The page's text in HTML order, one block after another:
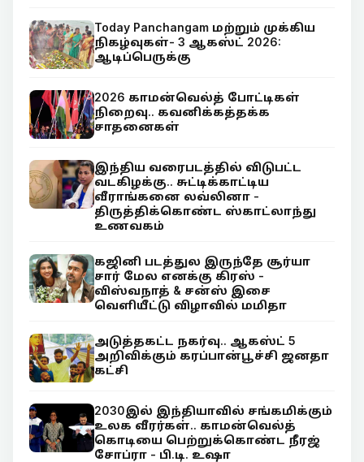
Today Panchangam மற்றும் முக்கிய
நிகழ்வுகள்- 3 ஆகஸ்ட் 2026:
ஆடிப்பெருக்கு
2026 காமன்வெல்த் போட்டிகள்
நிறைவு.. கவனிக்கத்தக்க
சாதனைகள்
இந்திய வரைபடத்தில் விடுபட்ட
வடகிழக்கு.. சுட்டிக்காட்டிய
வீராங்கனை லவ்லினா -
திருத்திக்கொண்ட ஸ்காட்லாந்து
உணவகம்
கஜினி படத்துல இருந்தே சூர்யா
சார் மேல எனக்கு கிரஸ் -
விஸ்வநாத் & சன்ஸ் இசை
வெளியீட்டு விழாவில் மமிதா
அடுத்தகட்ட நகர்வு.. ஆகஸ்ட் 5
அறிவிக்கும் கரப்பான்பூச்சி ஜனதா
கட்சி
2030இல் இந்தியாவில் சங்கமிக்கும்
உலக வீரர்கள்.. காமன்வெல்த்
கொடியை பெற்றுக்கொண்ட நீரஜ்
சோப்ரா - பி.டி. உஷா